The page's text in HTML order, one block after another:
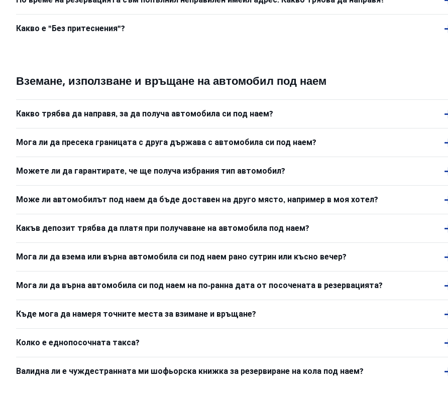
Какво е "Без притеснения"?
Вземане, използване и връщане на автомобил под наем
Какво трябва да направя, за да получа автомобила си под наем?
Мога ли да пресека границата с друга държава с автомобила си под наем?
Можете ли да гарантирате, че ще получа избрания тип автомобил?
Може ли автомобилът под наем да бъде доставен на друго място, например в моя хотел?
Какъв депозит трябва да платя при получаване на автомобила под наем?
Мога ли да взема или върна автомобила си под наем рано сутрин или късно вечер?
Мога ли да върна автомобила си под наем на по-ранна дата от посочената в резервацията?
Къде мога да намеря точните места за взимане и връщане?
Колко е еднопосочната такса?
Валидна ли е чуждестранната ми шофьорска книжка за резервиране на кола под наем?